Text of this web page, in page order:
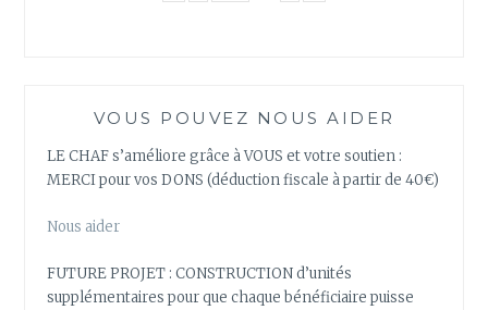
VOUS POUVEZ NOUS AIDER
LE CHAF s’améliore grâce à VOUS et votre soutien :
MERCI pour vos DONS (déduction fiscale à partir de 40€)
Nous aider
FUTURE PROJET : CONSTRUCTION d’unités
supplémentaires pour que chaque bénéficiaire puisse